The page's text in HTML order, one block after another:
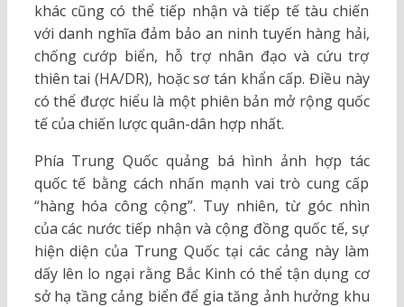
khác cũng có thể tiếp nhận và tiếp tế tàu chiến
với danh nghĩa đảm bảo an ninh tuyến hàng hải,
chống cướp biển, hỗ trợ nhân đạo và cứu trợ
thiên tai (HA/DR), hoặc sơ tán khẩn cấp. Điều này
có thể được hiểu là một phiên bản mở rộng quốc
tế của chiến lược quân-dân hợp nhất.
Phía Trung Quốc quảng bá hình ảnh hợp tác
quốc tế bằng cách nhấn mạnh vai trò cung cấp
“hàng hóa công cộng”. Tuy nhiên, từ góc nhìn
của các nước tiếp nhận và cộng đồng quốc tế, sự
hiện diện của Trung Quốc tại các cảng này làm
dấy lên lo ngại rằng Bắc Kinh có thể tận dụng cơ
sở hạ tầng cảng biển để gia tăng ảnh hưởng khu